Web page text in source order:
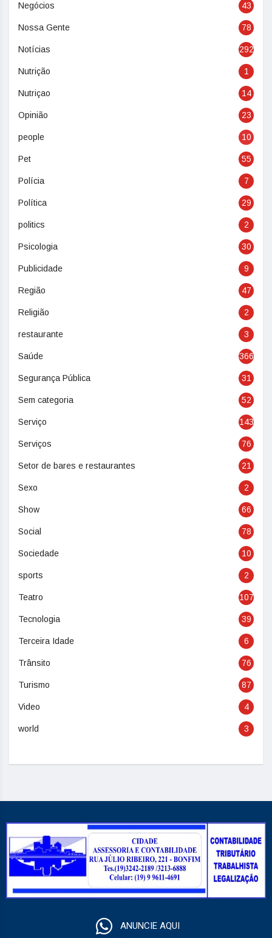
Negócios 43
Nossa Gente 78
Notícias 292
Nutrição 1
Nutriçao 14
Opinião 23
people 10
Pet 55
Polícia 7
Política 29
politics 2
Psicologia 30
Publicidade 9
Região 47
Religião 2
restaurante 3
Saúde 366
Segurança Pública 31
Sem categoria 52
Serviço 143
Serviços 76
Setor de bares e restaurantes 21
Sexo 2
Show 66
Social 78
Sociedade 10
sports 2
Teatro 107
Tecnologia 39
Terceira Idade 6
Trânsito 76
Turismo 87
Video 4
world 3
ANUNCIE AQUI